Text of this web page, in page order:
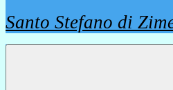
Santo Stefano di